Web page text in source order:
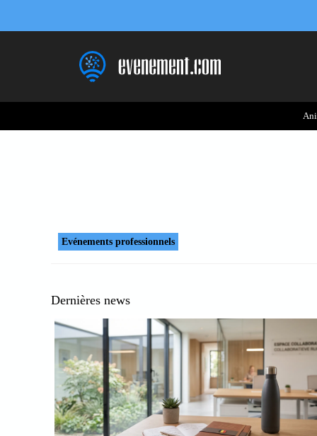
Evénements professionnels
Dernières news